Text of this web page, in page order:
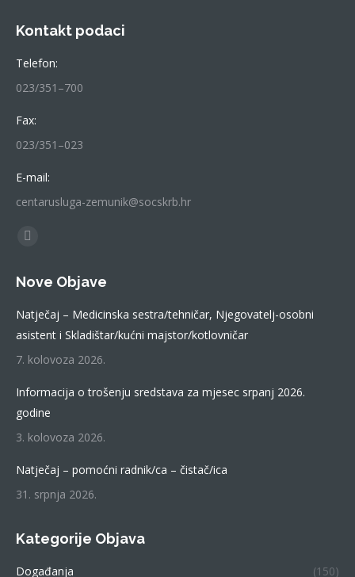
Kontakt podaci
Telefon:
023/351–700
Fax:
023/351–023
E-mail:
centarusluga-zemunik@socskrb.hr
Find us on:
Facebook
opens
Nove Objave
Natječaj – Medicinska sestra/tehničar, Njegovatelj-osobni
asistent i Skladištar/kućni majstor/kotlovničar
7. kolovoza 2026.
Informacija o trošenju sredstava za mjesec srpanj 2026.
godine
3. kolovoza 2026.
Natječaj – pomoćni radnik/ca – čistač/ica
31. srpnja 2026.
Kategorije Objava
Događanja (150)